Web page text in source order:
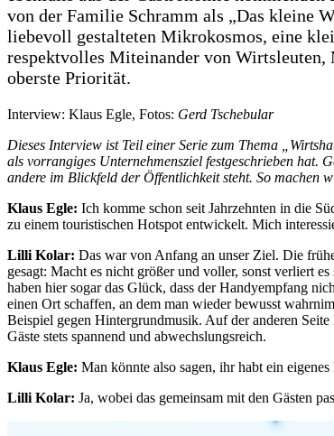
von der Familie Schramm als „Das kleine
liebevoll gestalteten Mikrokosmos, eine
respektvolles Miteinander von Wirtsleuten,
oberste Priorität.
Interview: Klaus Egle, Fotos: Gerd Tschebular
Dieses Interview ist Teil einer Serie zum Thema
als vorrangiges Unternehmensziel festgeschrieben hat.
andere im Blickfeld der Öffentlichkeit steht. So machen
Klaus Egle: Ich komme schon seit Jahrzehnten in die
zu einem touristischen Hotspot entwickelt. Mich
Lilli Kolar: Das war von Anfang an unser Ziel. Die
gesagt: Macht es nicht größer und voller, sonst verliert
haben hier sogar das Glück, dass der Handyempfang
einen Ort schaffen, an dem man wieder bewusst
Beispiel gegen Hintergrundmusik. Auf der anderen
Gäste stets spannend und abwechslungsreich.
Klaus Egle: Man könnte also sagen, ihr habt ein
Lilli Kolar: Ja, wobei das gemeinsam mit den Gästen